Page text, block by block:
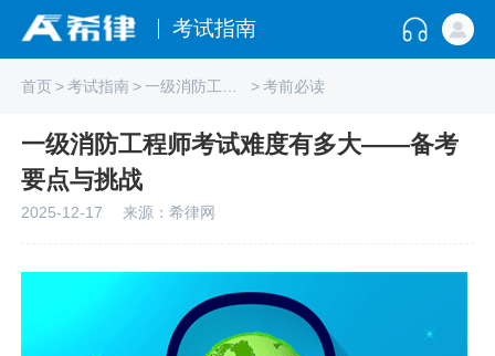
考试指南
首页>考试指南> > 考前必读
一级消防工程师考试难度有多大——备考
要点与挑战
2025-12-17 来源：希律网